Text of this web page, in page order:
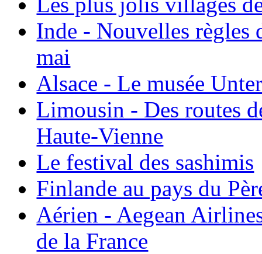
Inde - Nouvelles règles
mai
Alsace - Le musée
Limousin - Des routes
Haute-Vienne
Le festival des sashimis
Finlande au pays du
Aérien - Aegean
de la France